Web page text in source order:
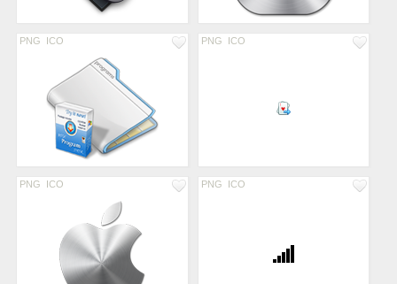
PNG ICO PNG ICO
PNG ICO PNG ICO